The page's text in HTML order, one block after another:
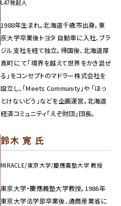
L47発起人
1988年生まれ。北海道千歳市出身。東
京大学卒業後トヨタ 自動車に入社、ブラ
ジル支社を経て独立。帰国後、北海道厚
真町に て「境界を越えて世界をかき混ぜ
る」をコンセプトのマドラー株式会社を
設立し、「Meets Community」や 「ほっ
とけないどう」などを企画運営。北海道
経済コミュニティ「えぞ財団」団長。
鈴木 寛 氏
MIRACLE/東京大学/慶應義塾大学 教授
東京大学・慶應義塾大学教授。1986年
東京大学法学部卒業後、通商産業省に